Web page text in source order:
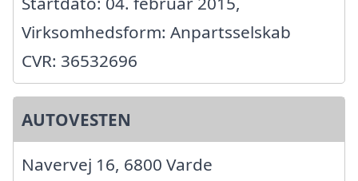
Virksomhedsform: Anpartsselskab
CVR: 36532696
AUTOVESTEN
Navervej 16, 6800 Varde